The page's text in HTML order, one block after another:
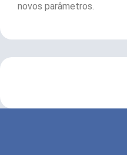
novos parâmetros.